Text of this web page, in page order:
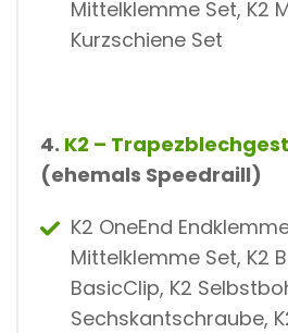
Mittelklemme Set, K2
Kurzschiene Set
4. K2 –
(ehemals Speedraill)
K2 OneEnd
Mittelklemme Set, K2
BasicClip, K2
Sechskantschraube,